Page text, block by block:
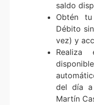
saldo
Obtén
Débito
vez) y
del día a
Martín